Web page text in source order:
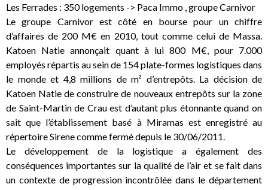
Les Ferrades : 350 logements -> Paca Immo , groupe Carnivor
Le groupe Carnivor est côté en bourse pour un chiffre
d’affaires de 200 M€ en 2010, tout comme celui de Massa.
Katoen Natie annonçait quant à lui 800 M€, pour 7.000
employés répartis au sein de 154 plate-formes logistiques dans
le monde et 4,8 millions de m² d’entrepôts. La décision de
Katoen Natie de construire de nouveaux entrepôts sur la zone
de Saint-Martin de Crau est d’autant plus étonnante quand on
sait que l’établissement basé à Miramas est enregistré au
répertoire Sirene comme fermé depuis le 30/06/2011.
Le développement de la logistique a également des
conséquences importantes sur la qualité de l’air et se fait dans
un contexte de progression incontrôlée dans le département